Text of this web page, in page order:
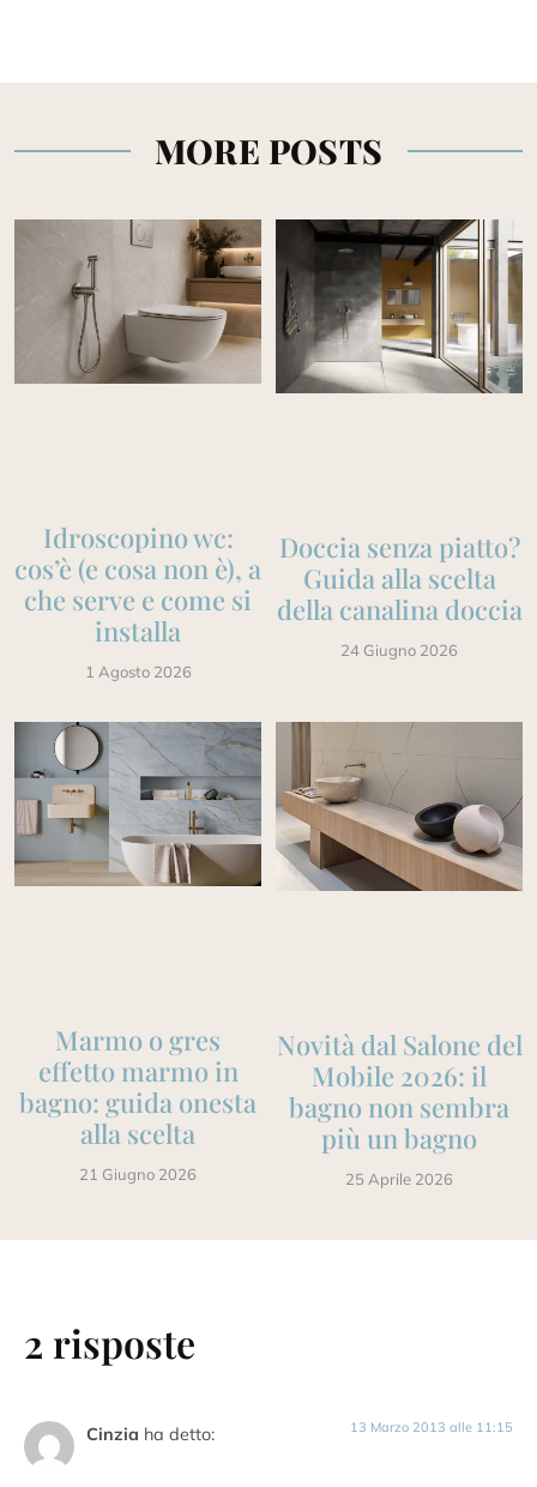
MORE POSTS
Idroscopino wc:
cos’è (e cosa non è), a
che serve e come si
installa
1 Agosto 2026
Doccia senza piatto?
Guida alla scelta
della canalina doccia
24 Giugno 2026
Marmo o gres
effetto marmo in
bagno: guida onesta
alla scelta
21 Giugno 2026
Novità dal Salone del
Mobile 2026: il
bagno non sembra
più un bagno
25 Aprile 2026
2 risposte
Cinzia ha detto: 13 Marzo 2013 alle 11:15